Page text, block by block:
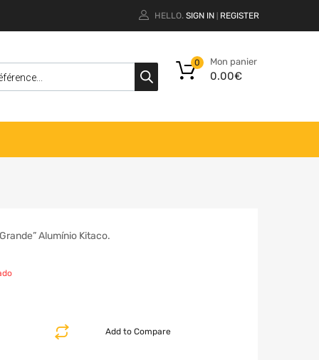
HELLO. SIGN IN REGISTER
Mon panier
0.00€
0
Alumínio Kitaco.
Add to Compare